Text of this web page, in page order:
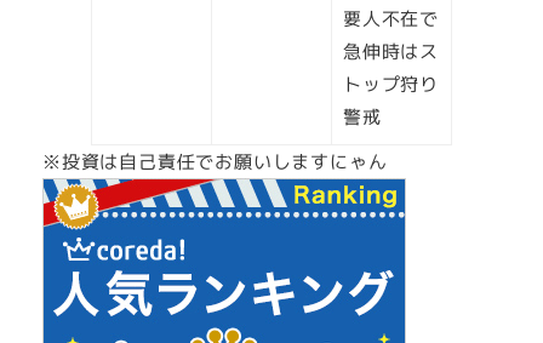
要人不在で
急伸時はス
トップ狩り
警戒
※投資は自己責任でお願いしますにゃん